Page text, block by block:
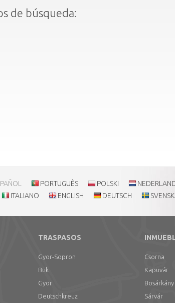
de búsqueda:
PORTUGUÊS POLSKI
ITALIANO
ENGLISH DEUTSCH
TRASPASOS
Gyor-Sopron
Bük
Gyor
Deutschkreuz
Csorna
Kapuvár
Bosárkány
Sárvár